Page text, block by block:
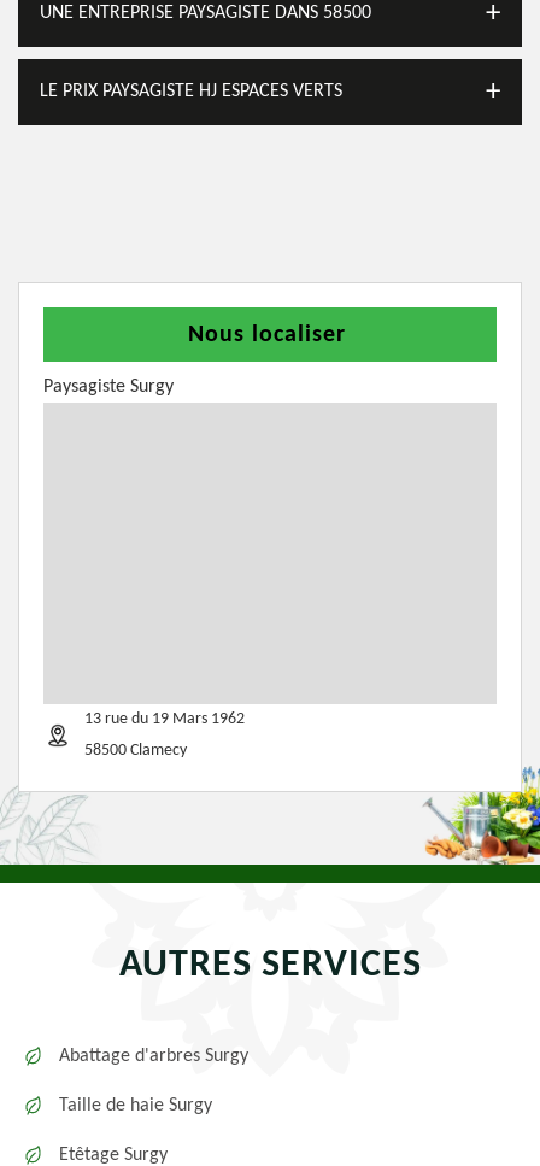
UNE ENTREPRISE PAYSAGISTE DANS 58500
LE PRIX PAYSAGISTE HJ ESPACES VERTS
Nous localiser
Paysagiste Surgy
13 rue du 19 Mars 1962
58500 Clamecy
AUTRES SERVICES
Abattage d'arbres Surgy
Taille de haie Surgy
Etêtage Surgy